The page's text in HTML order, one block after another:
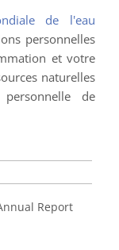
de l'eau
personnelles
et votre
naturelles
de
Report